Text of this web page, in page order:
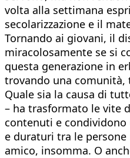
volta alla settimana
secolarizzazione e il
Tornando ai giovani, il
miracolosamente se si
questa generazione in
trovando una
Quale sia la causa di
– ha trasformato le vite
contenuti e
e duraturi tra le
amico, insomma. O